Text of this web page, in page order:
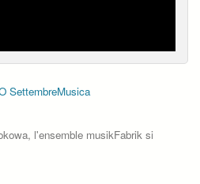
SettembreMusica
l'ensemble musikFabrik si